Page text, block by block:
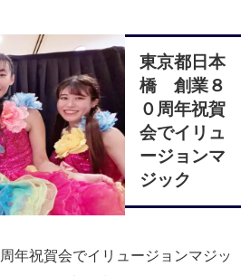
東京都日本
橋 創業８
０周年祝賀
会でイリュ
ージョンマ
ジック
年祝賀会でイリュージョンマジッ